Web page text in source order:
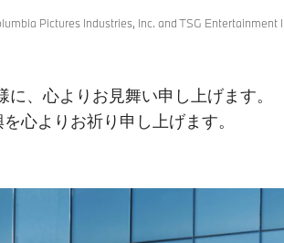
Pictures Industries, Inc. and TSG Entertainment
、心よりお見舞い申し上げます。
心よりお祈り申し上げます。